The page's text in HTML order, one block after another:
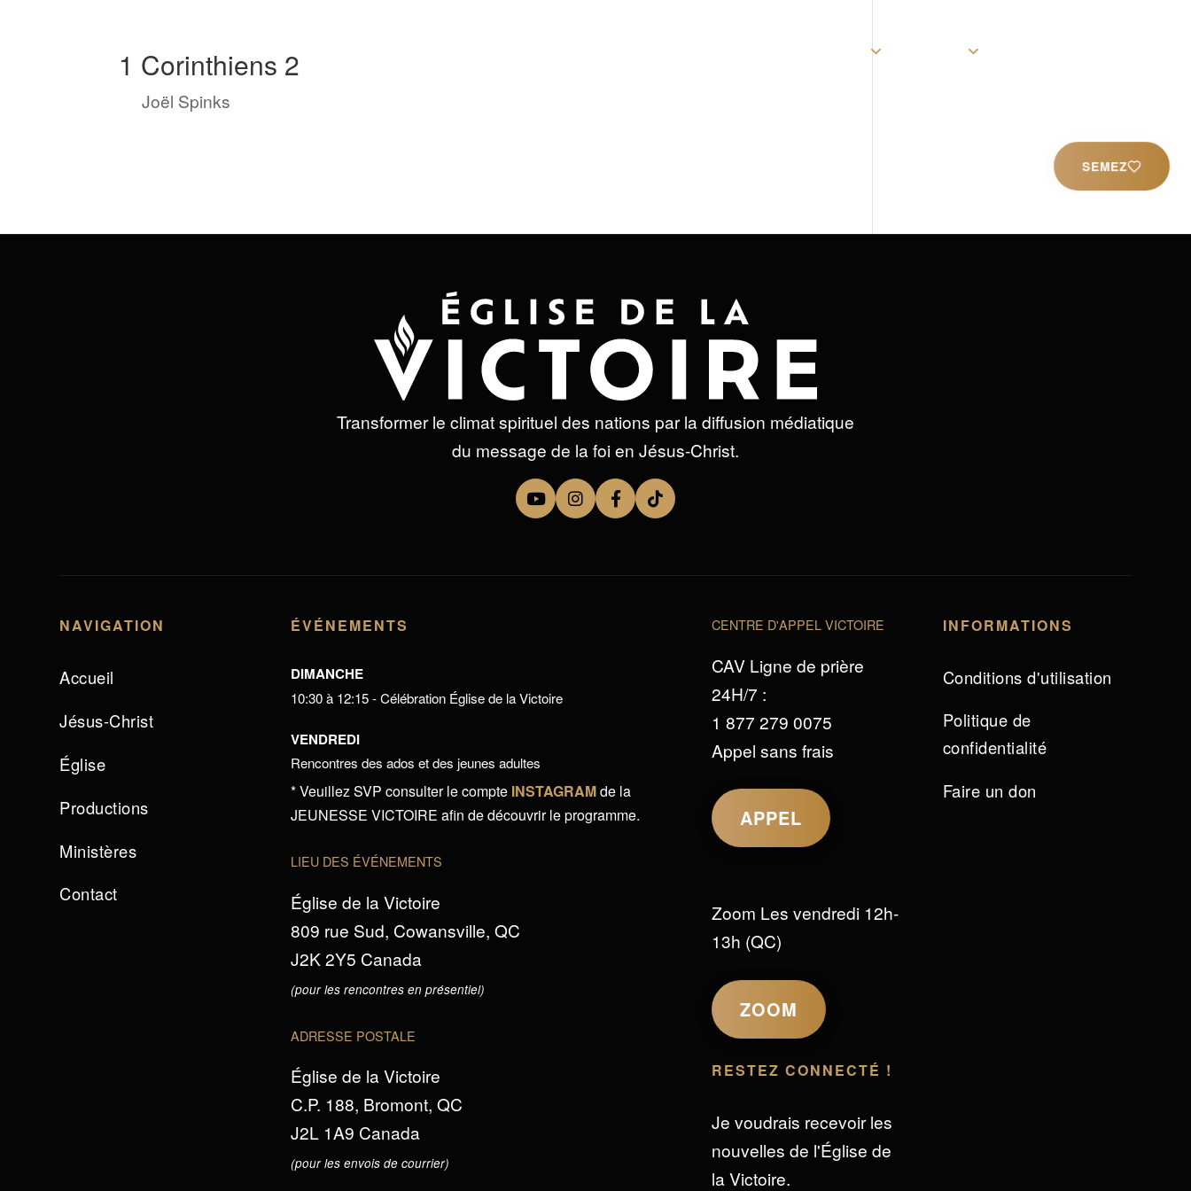
SEMEZ
1 Corinthiens 2
byJoël Spinks
Transformer le climat spirituel des nations par la diffusion médiatique
du message de la foi en Jésus-Christ.
NAVIGATION
Accueil
Jésus-Christ
Église
Productions
Ministères
Contact
ÉVÉNEMENTS
DIMANCHE
10:30 à 12:15 - Célébration Église de la Victoire
VENDREDI
Rencontres des ados et des jeunes adultes
* Veuillez SVP consulter le compte INSTAGRAMde la
JEUNESSE VICTOIRE afin de découvrir le programme.
LIEU DES ÉVÉNEMENTS
Église de la Victoire
809 rue Sud, Cowansville, QC
J2K 2Y5 Canada
(pour les rencontres en présentiel)
ADRESSE POSTALE
Église de la Victoire
C.P. 188, Bromont, QC
J2L 1A9 Canada
(pour les envois de courrier)
CENTRE D'APPEL VICTOIRE
CAV Ligne de prière
24H/7 :
1 877 279 0075
Appel sans frais
APPEL
Zoom Les vendredi 12h-
13h (QC)
ZOOM
RESTEZ CONNECTÉ !
Je voudrais recevoir les
nouvelles de l'Église de
la Victoire.
INFORMATIONS
Conditions d'utilisation
Politique de
confidentialité
Faire un don